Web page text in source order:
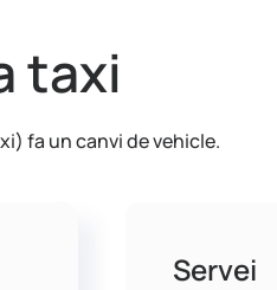
taxi
fa un canvi de vehicle.
Servei